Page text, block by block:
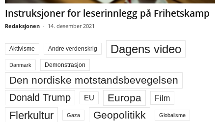
Instruksjoner for leserinnlegg på Frihetskamp
Redaksjonen - 14. desember 2021
Aktivisme Andre verdenskrig Dagens video
Danmark Demonstrasjon
Den nordiske motstandsbevegelsen
Donald Trump EU Europa Film
Flerkultur Gaza Geopolitikk Globalisme